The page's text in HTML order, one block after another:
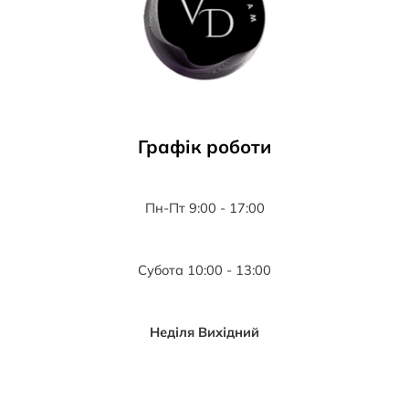
Графік роботи
Пн-Пт 9:00 - 17:00
Субота 10:00 - 13:00
Неділя Вихідний